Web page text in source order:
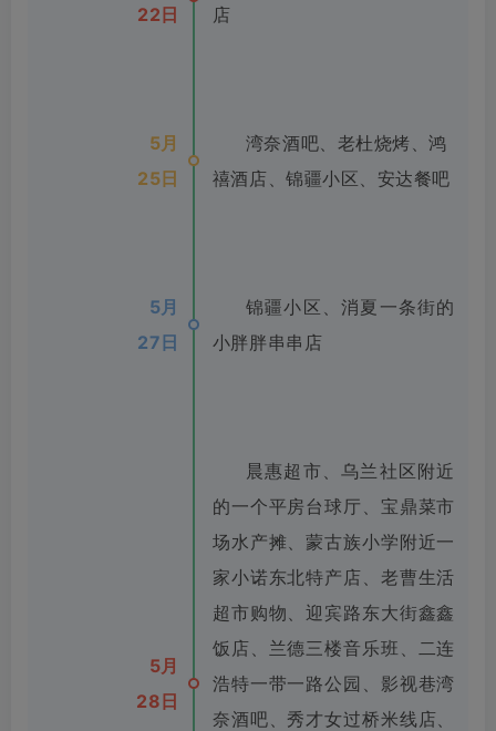
22日
店
5月
25日
湾奈酒吧、老杜烧烤、鸿
禧酒店、锦疆小区、安达餐吧
5月
27日
锦疆小区、消夏一条街的
小胖胖串串店
5月
28日
晨惠超市、乌兰社区附近
的一个平房台球厅、宝鼎菜市
场水产摊、蒙古族小学附近一
家小诺东北特产店、老曹生活
超市购物、迎宾路东大街鑫鑫
饭店、兰德三楼音乐班、二连
浩特一带一路公园、影视巷湾
奈酒吧、秀才女过桥米线店、